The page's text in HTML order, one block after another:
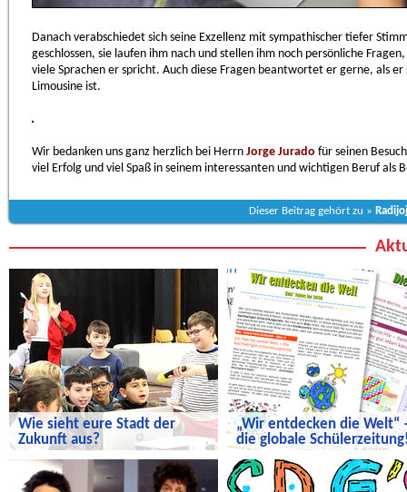
Danach verabschiedet sich seine Exzellenz mit sympathischer tiefer
geschlossen, sie laufen ihm nach und stellen ihm noch persönliche
viele Sprachen er spricht. Auch diese Fragen beantwortet er gerne, als
Limousine ist.
Wir bedanken uns ganz herzlich bei Herrn Jorge Jurado für seinen
viel Erfolg und viel Spaß in seinem interessanten und wichtigen Beruf als
Dieser Beitrag gehört zu »
Wie sieht eure Stadt der
Zukunft aus?
„Wir entdecken die Welt“
die globale
globale Schülerzeitung!